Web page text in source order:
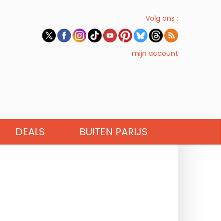
Volg ons :
mijn account
DEALS BUITEN PARIJS